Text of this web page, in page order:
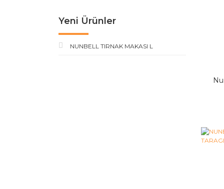
Yeni Ürünler
NUNBELL TIRNAK MAKASI L